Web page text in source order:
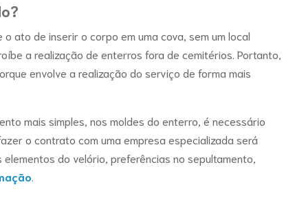
ato de inserir o corpo em uma cova, sem um local
a realização de enterros fora de cemitérios. Portanto,
envolve a realização do serviço de forma mais
mais simples, nos moldes do enterro, é necessário
o contrato com uma empresa especializada será
do velório, preferências no sepultamento,
.